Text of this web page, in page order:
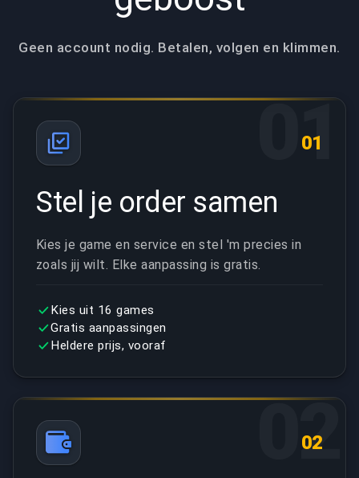
Geen account nodig. Betalen, volgen en klimmen.
01
01
Stel je order samen
Kies je game en service en stel 'm precies in
zoals jij wilt. Elke aanpassing is gratis.
Kies uit 16 games
Gratis aanpassingen
Heldere prijs, vooraf
02
02